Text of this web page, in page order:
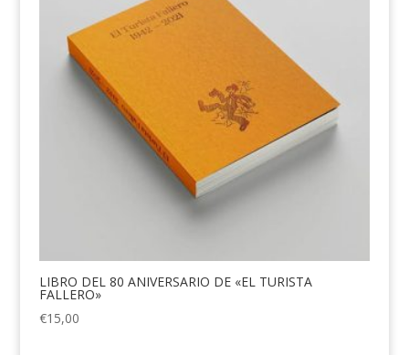
LIBRO DEL 80 ANIVERSARIO DE «EL TURISTA
FALLERO»
€15,00